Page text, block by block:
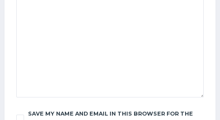
SAVE MY NAME AND EMAIL IN THIS BROWSER FOR THE